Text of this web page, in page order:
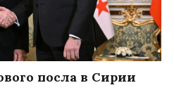
посла в Сирии